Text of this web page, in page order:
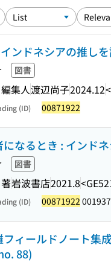
ンドネシアの推し
図書
集人渡辺尚子2024.12
(ID) 00871922
なるとき : インド
図書
岩波書店2021.8
(ID) 00871922
ィールドノート集
88)